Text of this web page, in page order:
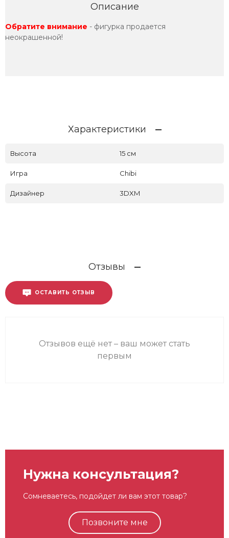
Описание
Обратите внимание - фигурка продается
неокрашенной!
Характеристики
Высота 15 см
Игра Chibi
Дизайнер 3DXM
Отзывы
ОСТАВИТЬ ОТЗЫВ
Отзывов ещё нет – ваш может стать
первым
Нужна консультация?
Сомневаетесь, подойдет ли вам этот товар?
Позвоните мне